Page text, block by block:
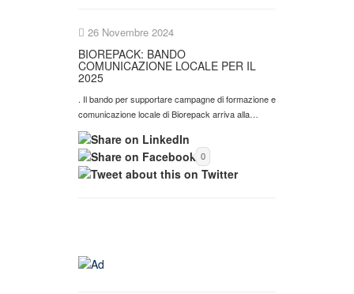
26 Novembre 2024
BIOREPACK: BANDO
COMUNICAZIONE LOCALE PER IL
2025
. Il bando per supportare campagne di formazione e
comunicazione locale di Biorepack arriva alla…
0